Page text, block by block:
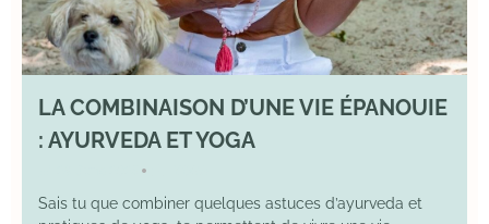
LA COMBINAISON D’UNE VIE ÉPANOUIE
: AYURVEDA ET YOGA
•
Sais tu que combiner quelques astuces d’ayurveda et